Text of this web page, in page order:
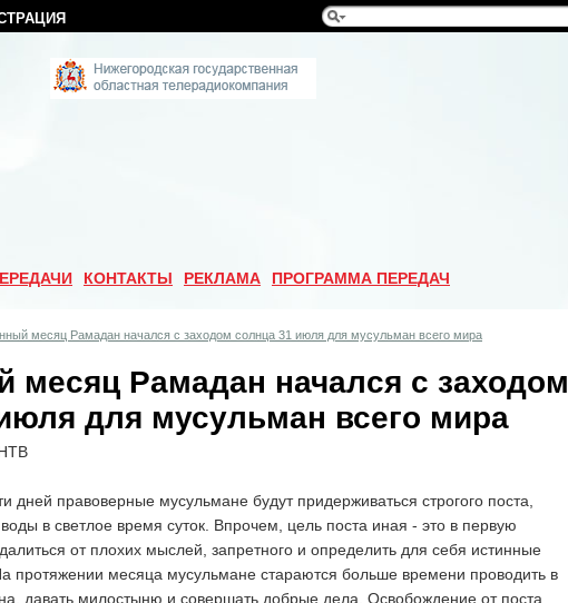
КОНТАКТЫ РЕКЛАМА ПРОГРАММА ПЕРЕДАЧ
месяц Рамадан начался с заходом солнца 31 июля для мусульман всего мира
месяц Рамадан начался с заходом
для мусульман всего мира
дней правоверные мусульмане будут придерживаться строгого поста,
в светлое время суток. Впрочем, цель поста иная - это в первую
от плохих мыслей, запретного и определить для себя истинные
протяжении месяца мусульмане стараются больше времени проводить в
давать милостыню и совершать добрые дела. Освобождение от поста